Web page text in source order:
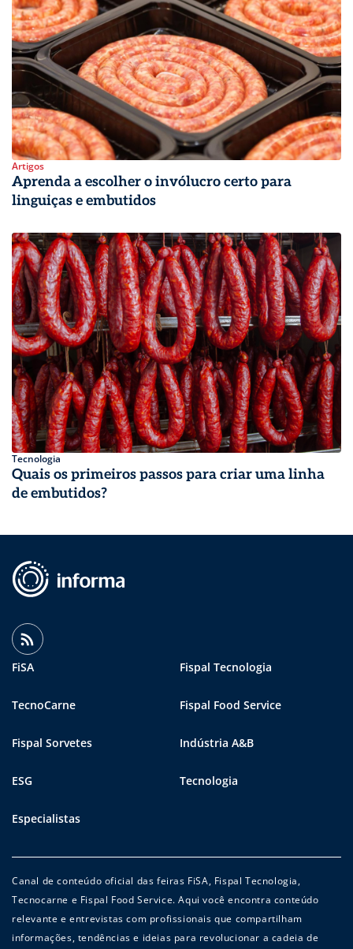
Artigos
Aprenda a escolher o invólucro certo para
linguiças e embutidos
Tecnologia
Quais os primeiros passos para criar uma linha
de embutidos?
FiSA Fispal Tecnologia
TecnoCarne Fispal Food Service
Fispal Sorvetes Indústria A&B
ESG Tecnologia
Especialistas
Canal de conteúdo oficial das feiras FiSA, Fispal Tecnologia,
Tecnocarne e Fispal Food Service. Aqui você encontra conteúdo
relevante e entrevistas com profissionais que compartilham
informações, tendências e ideias para revolucionar a cadeia de